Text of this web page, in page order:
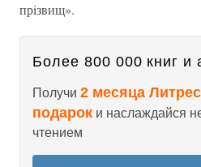
прiзвищ».
Более 800 000 книг и
Получи 2 месяца
подарок и наслаждайся
чтением